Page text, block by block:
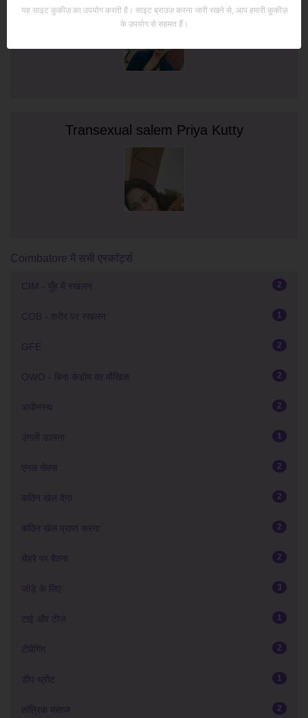
Transexual salem Priya Kutty
Coimbatore में सभी एस्कॉर्ट्स
CIM - मुँह में स्खलन 2
COB - शरीर पर स्खलन 1
GFE 2
OWO - बिना कंडोम का मौखिक 2
अधीनस्थ 2
उंगली डालना 1
एनल सेक्स 2
कठिन खेल देना 2
कठिन खेल प्राप्त करना 2
चेहरे पर बैठना 2
जोड़े के लिए 3
टाई और टीज़ 1
टीबैगिंग 2
डीप थ्रोट 1
तांत्रिक मसाज 2
यह साइट कुकीज़ का उपयोग करती है। साइट ब्राउज़ करना जारी रखने से, आप हमारी कुकीज़
के उपयोग से सहमत हैं।